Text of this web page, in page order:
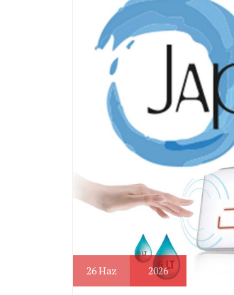
26Haz 2026